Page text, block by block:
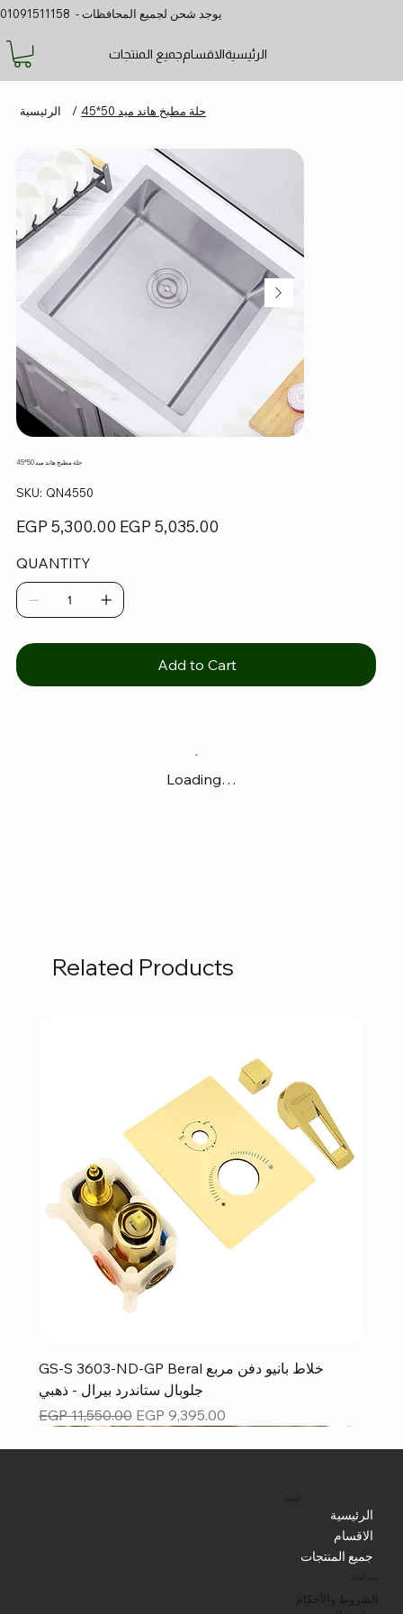
يوجد شحن لجميع المحافظات - 01091511158
الرئيسيةالاقسامجميع المنتجات
الرئيسية / حلة مطبخ هاند ميد 50*45
حلة مطبخ هاند ميد 50*45
SKU: SKU
QN4550
QN4550
Original
price
EGP 5,300.00 Sale
price
EGP 5,035.00
QUANTITY
Add to Cart
Loading…
Related Products
GS-S 3603-ND-GP Beral خلاط بانيو دفن مربع
جلوبال ستاندرد بيرال - ذهبي
Regular Price
EGP 11,550.00 Sale Price
EGP 9,395.00
الرئيسية
الاقسام
جميع المنتجات
الشروط والأحكام